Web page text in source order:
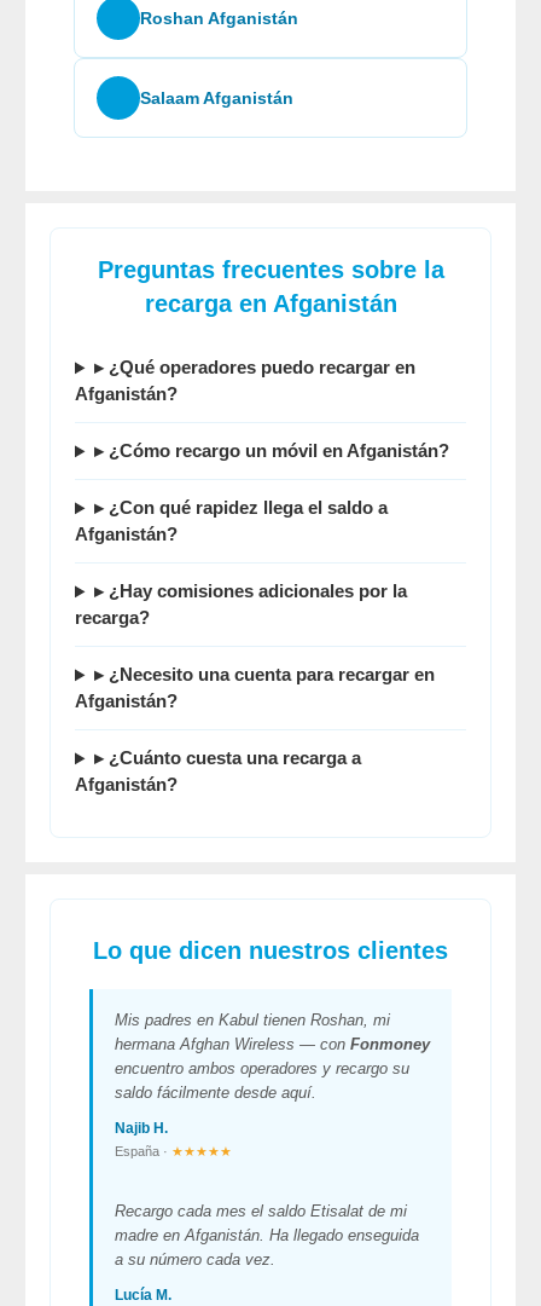
Roshan Afganistán
Salaam Afganistán
Preguntas frecuentes sobre la
recarga en Afganistán
▸ ¿Qué operadores puedo recargar en
Afganistán?
▸ ¿Cómo recargo un móvil en Afganistán?
▸ ¿Con qué rapidez llega el saldo a
Afganistán?
▸ ¿Hay comisiones adicionales por la
recarga?
▸ ¿Necesito una cuenta para recargar en
Afganistán?
▸ ¿Cuánto cuesta una recarga a
Afganistán?
Lo que dicen nuestros clientes
Mis padres en Kabul tienen Roshan, mi
hermana Afghan Wireless — con Fonmoney
encuentro ambos operadores y recargo su
saldo fácilmente desde aquí.
Najib H.
España · ★★★★★
Recargo cada mes el saldo Etisalat de mi
madre en Afganistán. Ha llegado enseguida
a su número cada vez.
Lucía M.